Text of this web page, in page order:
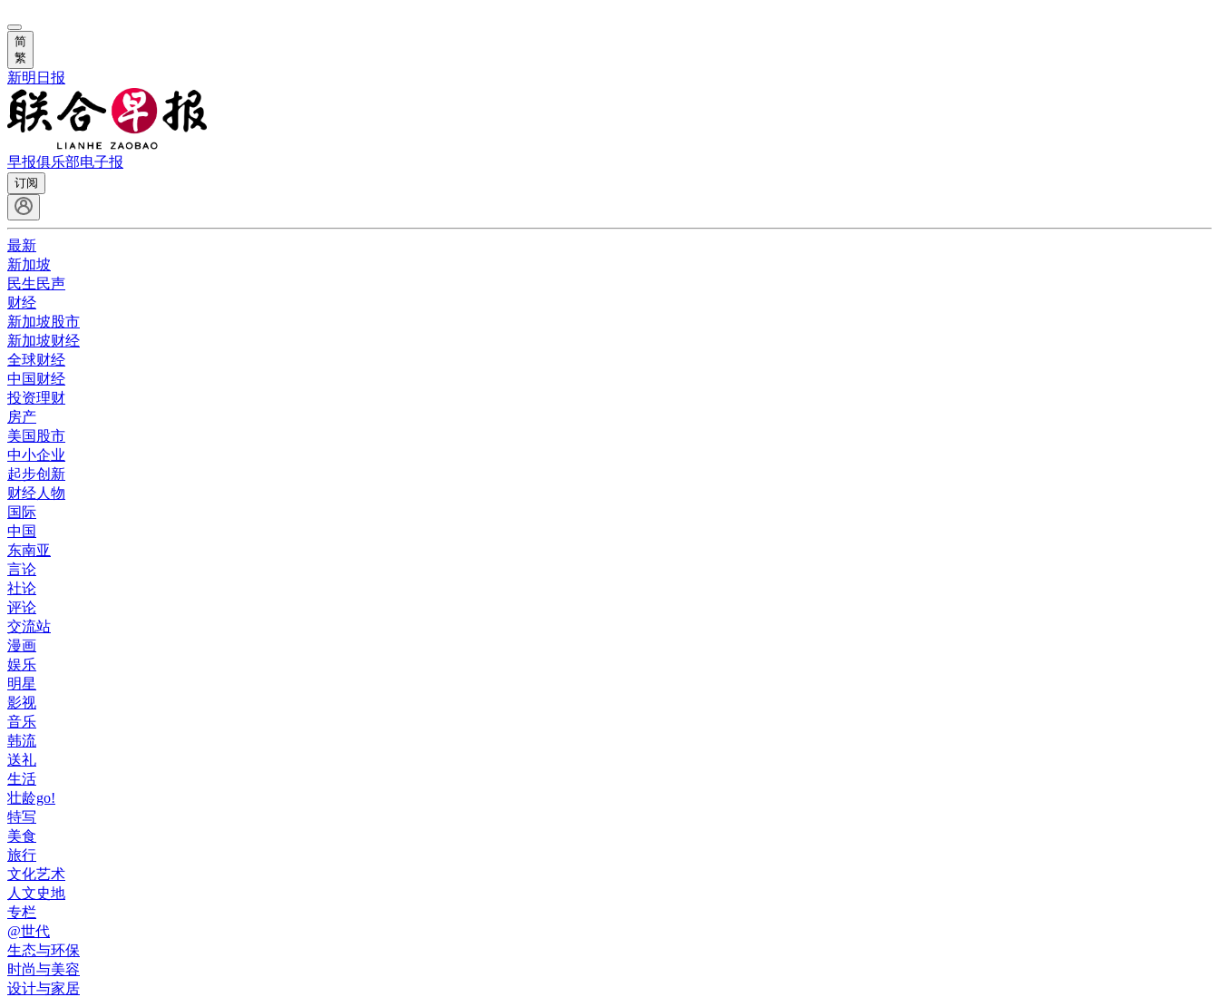
简
繁
新明日报
早报俱乐部电子报
订阅
最新
新加坡
民生民声
财经
新加坡股市
新加坡财经
全球财经
中国财经
投资理财
房产
美国股市
中小企业
起步创新
财经人物
国际
中国
东南亚
言论
社论
评论
交流站
漫画
娱乐
明星
影视
音乐
韩流
送礼
生活
壮龄go!
特写
美食
旅行
文化艺术
人文史地
专栏
@世代
生态与环保
时尚与美容
设计与家居